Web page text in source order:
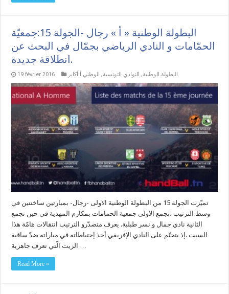
البطولة الوطنية « أ » رجال -الجولة 15:جمعيّة
الحمّامات و النادي الرياضي بجمّال في البحث عن
انطلاقة جديدة.
19 février 2016 البطولة الوطنية, النوادي التونسية, الوطني أ أكابر
تميّزت الجولة 15 من البطولة الوطنية الاولى -رجال- بمبارتين ساخنتين في
وسط الترتيب ،تجمع الاولى جمعية الحمامات بمكارم المهدية في حين تجمع
الثانية نادي جمال و نسر طبلبة. يعرف متصدّرو الترتيب انتقالات هامّة هذا
السبت .إذ يتحتّم على النادي الإفريقي أخذ إحتياطاته في مباراته ضدّ ساقية
الزيت الّتي تعرف جاهزية …
Read More »